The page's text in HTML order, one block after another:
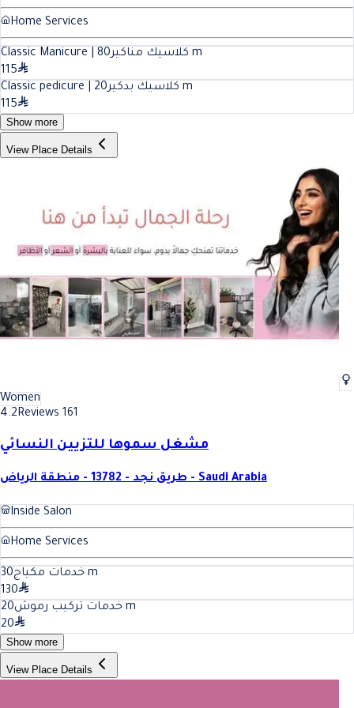
Home Services
Classic Manicure | كلاسيك مناكير80
m
115
Classic pedicure | كلاسيك بدكير20
m
115
Show more
View Place Details
Women
4.2Reviews 161
مشغل سموها للتزيين النسائي
طريق نجد - 13782 - منطقة الرياض - Saudi Arabia
Inside Salon
Home Services
خدمات مكياج30
m
130
خدمات تركيب رموش20
m
20
Show more
View Place Details